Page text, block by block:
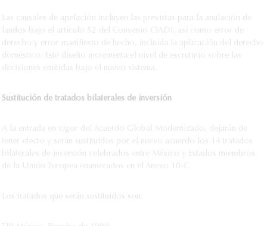
Las causales de apelación incluyen las previstas para la anulación de
laudos bajo el artículo 52 del Convenio CIADI, así como error de
derecho y error manifiesto de hecho, incluida la aplicación del derecho
doméstico. Este diseño incrementa el nivel de escrutinio sobre las
decisiones emitidas bajo el nuevo sistema.
Sustitución de tratados bilaterales de inversión
A la entrada en vigor del Acuerdo Global Modernizado, dejarán de
tener efecto y serán sustituidos por el nuevo acuerdo los 14 tratados
bilaterales de inversión celebrados entre México y Estados miembros
de la Unión Europea enumerados en el Anexo 10-C.
Los tratados que serán sustituidos son: